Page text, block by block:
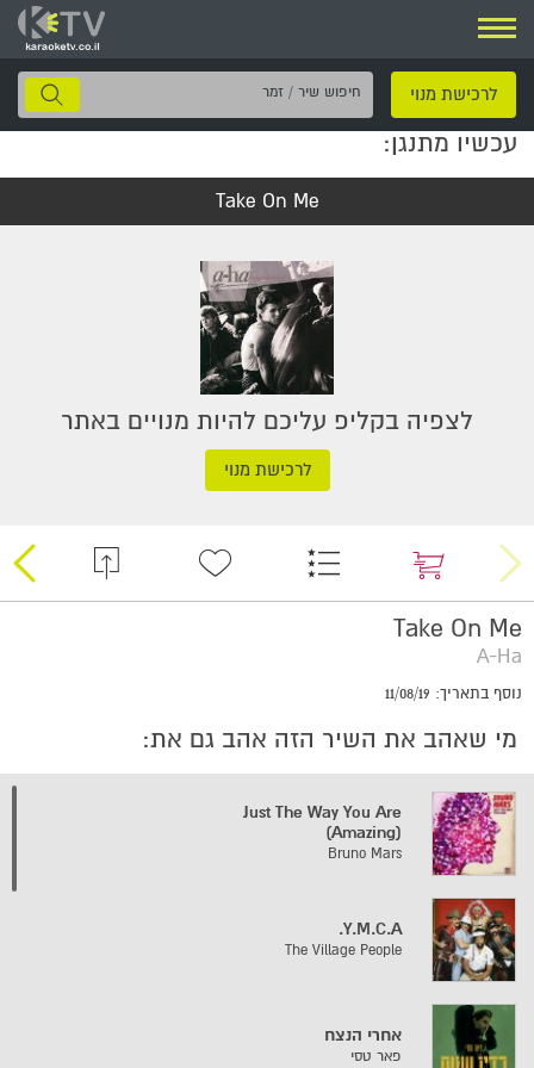
ניווט
לרכישת מנוי
חיפוש
שיר
עכשיו מתנגן:
Take On Me
לצפיה בקליפ עליכם להיות מנויים באתר
לרכישת מנוי
Take On Me
A-Ha
נוסף בתאריך: 11/08/19
מי שאהב את השיר הזה אהב גם את:
Just The Way You Are
(Amazing)
Bruno Mars
Y.M.C.A.
The Village People
אחרי הנצח
פאר טסי